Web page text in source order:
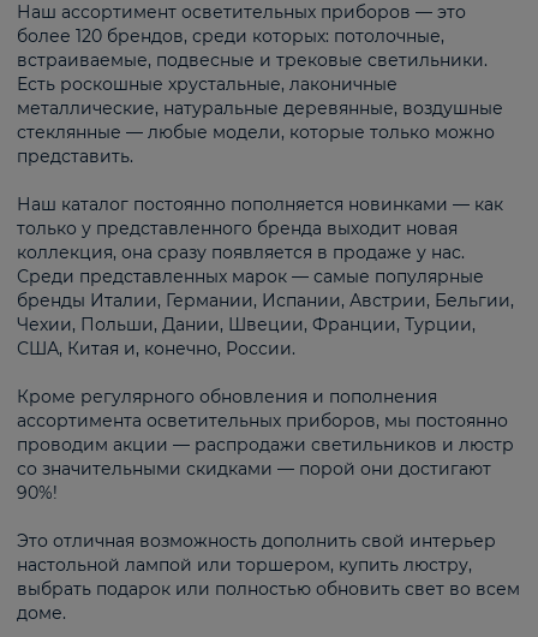
Наш ассортимент осветительных приборов — это
более 120 брендов, среди которых: потолочные,
встраиваемые, подвесные и трековые светильники.
Есть роскошные хрустальные, лаконичные
металлические, натуральные деревянные, воздушные
стеклянные — любые модели, которые только можно
представить.
Наш каталог постоянно пополняется новинками — как
только у представленного бренда выходит новая
коллекция, она сразу появляется в продаже у нас.
Среди представленных марок — самые популярные
бренды Италии, Германии, Испании, Австрии, Бельгии,
Чехии, Польши, Дании, Швеции, Франции, Турции,
США, Китая и, конечно, России.
Кроме регулярного обновления и пополнения
ассортимента осветительных приборов, мы постоянно
проводим акции — распродажи светильников и люстр
со значительными скидками — порой они достигают
90%!
Это отличная возможность дополнить свой интерьер
настольной лампой или торшером, купить люстру,
выбрать подарок или полностью обновить свет во всем
доме.